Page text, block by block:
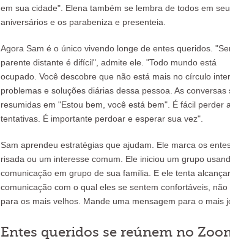
em sua cidade". Elena também se lembra de todos em
aniversários e os parabeniza e presenteia.
Agora Sam é o único vivendo longe de entes queridos.
parente distante é difícil", admite ele. "Todo mundo está
ocupado. Você descobre que não está mais no círculo
problemas e soluções diárias dessa pessoa. As conversas
resumidas em "Estou bem, você está bem". É fácil
tentativas. É importante perdoar e esperar sua vez".
Sam aprendeu estratégias que ajudam. Ele marca os
risada ou um interesse comum. Ele iniciou um grupo
comunicação em grupo de sua família. E ele tenta
comunicação com o qual eles se sentem confortáveis,
para os mais velhos. Mande uma mensagem para o mais
Entes queridos se reúnem no